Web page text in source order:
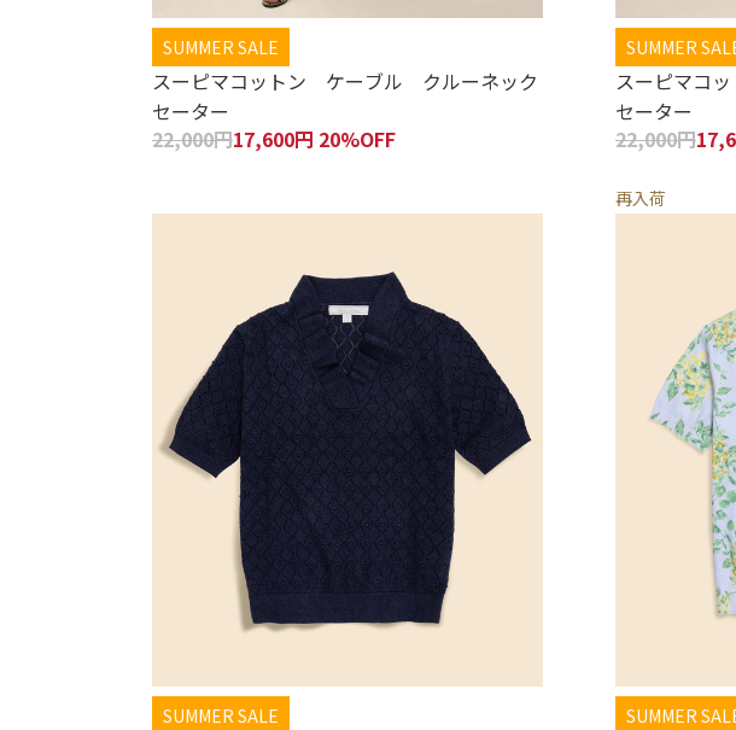
SUMMER SALE
スーピマコットン ケーブル クルーネック
セーター
22,000円17,600円 20%OFF
SUMMER
スーピマコ
セーター
22,000円
SUMMER SALE
再入荷
SUMMER